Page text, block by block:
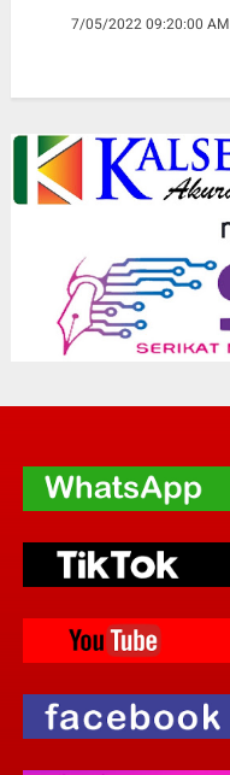
7/05/2022 09:20:00 AM